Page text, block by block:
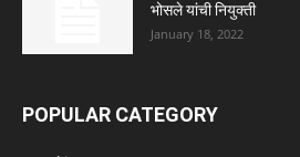
भोसले यांची नियुक्ती
January 18, 2022
POPULAR CATEGORY